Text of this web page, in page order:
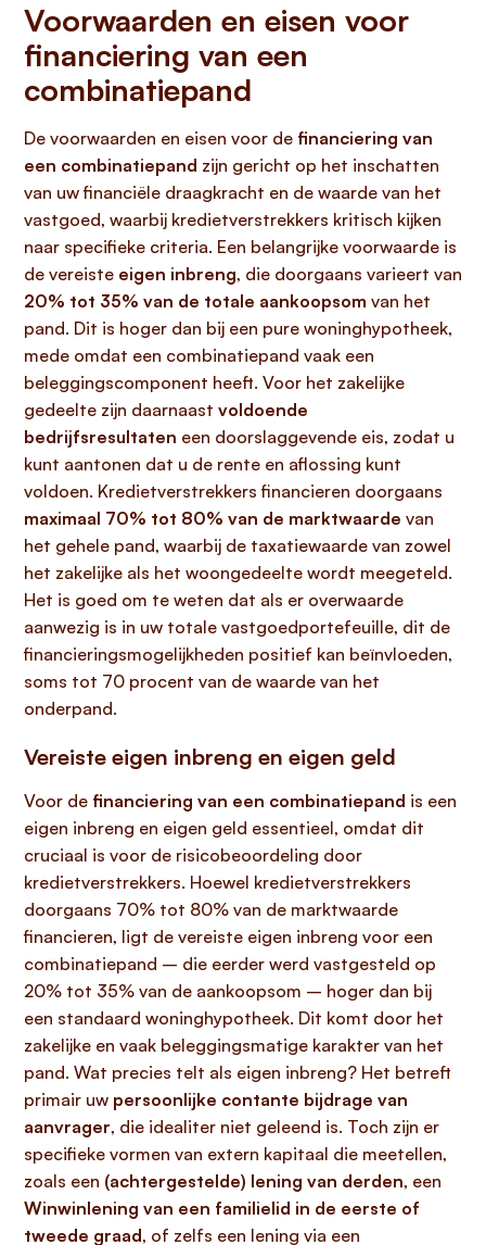
Voorwaarden en eisen voor
financiering van een
combinatiepand
De voorwaarden en eisen voor de financiering van
een combinatiepand zijn gericht op het inschatten
van uw financiële draagkracht en de waarde van het
vastgoed, waarbij kredietverstrekkers kritisch kijken
naar specifieke criteria. Een belangrijke voorwaarde is
de vereiste eigen inbreng, die doorgaans varieert van
20% tot 35% van de totale aankoopsom van het
pand. Dit is hoger dan bij een pure woninghypotheek,
mede omdat een combinatiepand vaak een
beleggingscomponent heeft. Voor het zakelijke
gedeelte zijn daarnaast voldoende
bedrijfsresultaten een doorslaggevende eis, zodat u
kunt aantonen dat u de rente en aflossing kunt
voldoen. Kredietverstrekkers financieren doorgaans
maximaal 70% tot 80% van de marktwaarde van
het gehele pand, waarbij de taxatiewaarde van zowel
het zakelijke als het woongedeelte wordt meegeteld.
Het is goed om te weten dat als er overwaarde
aanwezig is in uw totale vastgoedportefeuille, dit de
financieringsmogelijkheden positief kan beïnvloeden,
soms tot 70 procent van de waarde van het
onderpand.
Vereiste eigen inbreng en eigen geld
Voor de financiering van een combinatiepand is een
eigen inbreng en eigen geld essentieel, omdat dit
cruciaal is voor de risicobeoordeling door
kredietverstrekkers. Hoewel kredietverstrekkers
doorgaans 70% tot 80% van de marktwaarde
financieren, ligt de vereiste eigen inbreng voor een
combinatiepand – die eerder werd vastgesteld op
20% tot 35% van de aankoopsom – hoger dan bij
een standaard woninghypotheek. Dit komt door het
zakelijke en vaak beleggingsmatige karakter van het
pand. Wat precies telt als eigen inbreng? Het betreft
primair uw persoonlijke contante bijdrage van
aanvrager, die idealiter niet geleend is. Toch zijn er
specifieke vormen van extern kapitaal die meetellen,
zoals een (achtergestelde) lening van derden, een
Winwinlening van een familielid in de eerste of
tweede graad, of zelfs een lening via een